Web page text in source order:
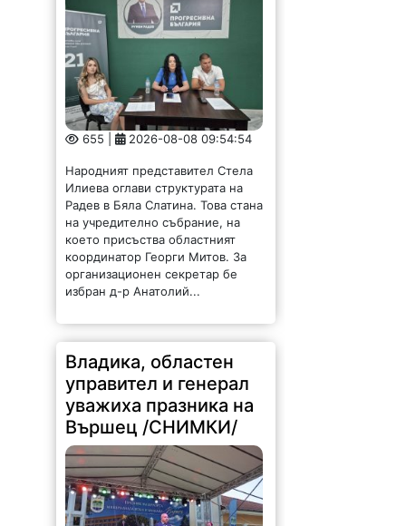
655 | 2026-08-08 09:54:54
Народният представител Стела
Илиева оглави структурата на
на учредително събрание, на
което присъства областният
координатор Георги Митов. За
организационен секретар бе
избран д-р Анатолий...
управител и генерал
уважиха празника на
Вършец /СНИМКИ/